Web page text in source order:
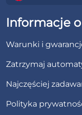
Informacje
Warunki i
Zatrzymaj
Najczęściej
Polityka